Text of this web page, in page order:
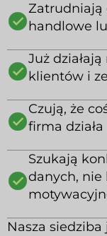
Zatrudniają
handlowe
Już
klientów i
Czują, że
firma
Szukają
danych, nie
Nasza siedziba